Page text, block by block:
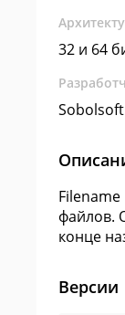
32 и 64
Sobolsoft
файлов.
конце
Версии